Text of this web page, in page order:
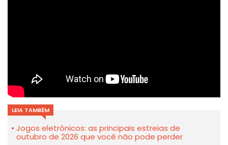
LEIA TAMBÉM
Jogos eletrônicos: as principais estreias de
outubro de 2026 que você não pode perder